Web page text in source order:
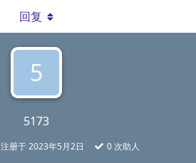
5
5173
注册于2023年5月2日 0 次助人
回复